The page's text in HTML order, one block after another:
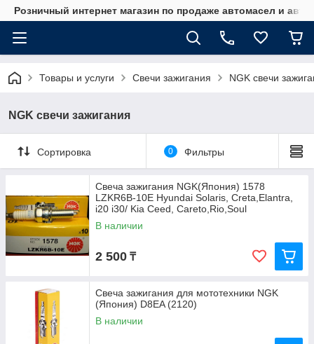
Розничный интернет магазин по продаже автомасел и
Товары и услуги Свечи зажигания NGK свечи
NGK свечи зажигания
Сортировка 0 Фильтры
Свеча зажигания NGK(Япония) 1578
LZKR6B-10E Hyundai Solaris, Creta,Elantra,
i20 i30/ Kia Ceed, Careto,Rio,Soul
В наличии
2 500 ₸
Свеча зажигания для мототехники NGK
(Япония) D8EA (2120)
В наличии